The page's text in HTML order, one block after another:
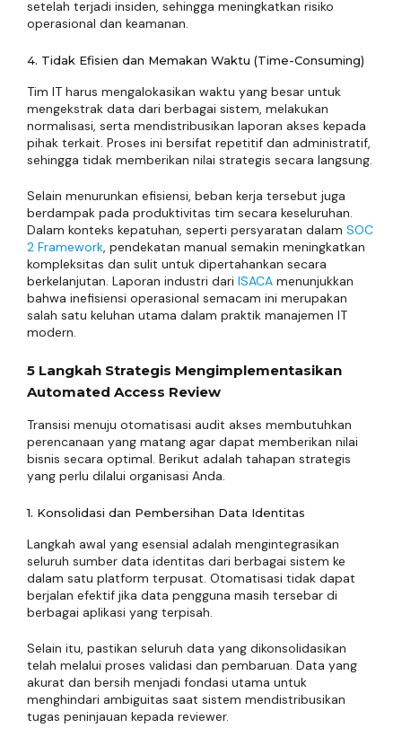
setelah terjadi insiden, sehingga meningkatkan risiko
operasional dan keamanan.
4. Tidak Efisien dan Memakan Waktu (Time-Consuming)
Tim IT harus mengalokasikan waktu yang besar untuk
mengekstrak data dari berbagai sistem, melakukan
normalisasi, serta mendistribusikan laporan akses kepada
pihak terkait. Proses ini bersifat repetitif dan administratif,
sehingga tidak memberikan nilai strategis secara langsung.
Selain menurunkan efisiensi, beban kerja tersebut juga
berdampak pada produktivitas tim secara keseluruhan.
Dalam konteks kepatuhan, seperti persyaratan dalam SOC
2 Framework, pendekatan manual semakin meningkatkan
kompleksitas dan sulit untuk dipertahankan secara
berkelanjutan. Laporan industri dari ISACA menunjukkan
bahwa inefisiensi operasional semacam ini merupakan
salah satu keluhan utama dalam praktik manajemen IT
modern.
5 Langkah Strategis Mengimplementasikan
Automated Access Review
Transisi menuju otomatisasi audit akses membutuhkan
perencanaan yang matang agar dapat memberikan nilai
bisnis secara optimal. Berikut adalah tahapan strategis
yang perlu dilalui organisasi Anda.
1. Konsolidasi dan Pembersihan Data Identitas
Langkah awal yang esensial adalah mengintegrasikan
seluruh sumber data identitas dari berbagai sistem ke
dalam satu platform terpusat. Otomatisasi tidak dapat
berjalan efektif jika data pengguna masih tersebar di
berbagai aplikasi yang terpisah.
Selain itu, pastikan seluruh data yang dikonsolidasikan
telah melalui proses validasi dan pembaruan. Data yang
akurat dan bersih menjadi fondasi utama untuk
menghindari ambiguitas saat sistem mendistribusikan
tugas peninjauan kepada reviewer.